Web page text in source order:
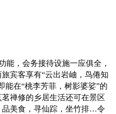
能，会务接待设施一应俱全，
宾客享有“云出岩岫，鸟倦知
能在“桃李芳菲，树影婆娑”的
禅修的乡居生活还可在景区
品美食，寻仙踪，坐竹排…令